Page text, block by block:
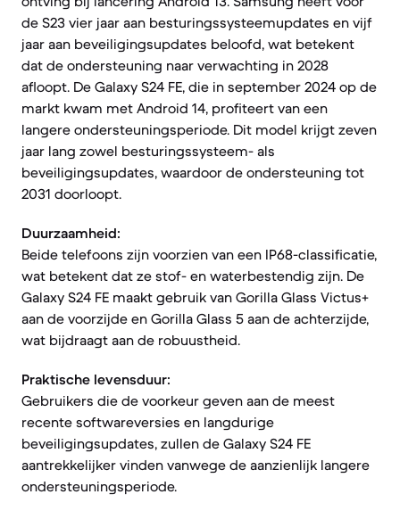
de S23 vier jaar aan besturingssysteemupdates en vijf
jaar aan beveiligingsupdates beloofd, wat betekent
dat de ondersteuning naar verwachting in 2028
afloopt. De Galaxy S24 FE, die in september 2024 op de
markt kwam met Android 14, profiteert van een
langere ondersteuningsperiode. Dit model krijgt zeven
jaar lang zowel besturingssysteem- als
beveiligingsupdates, waardoor de ondersteuning tot
2031 doorloopt.
Duurzaamheid:
Beide telefoons zijn voorzien van een IP68-classificatie,
wat betekent dat ze stof- en waterbestendig zijn. De
Galaxy S24 FE maakt gebruik van Gorilla Glass Victus+
aan de voorzijde en Gorilla Glass 5 aan de achterzijde,
wat bijdraagt aan de robuustheid.
Praktische levensduur:
Gebruikers die de voorkeur geven aan de meest
recente softwareversies en langdurige
beveiligingsupdates, zullen de Galaxy S24 FE
aantrekkelijker vinden vanwege de aanzienlijk langere
ondersteuningsperiode.